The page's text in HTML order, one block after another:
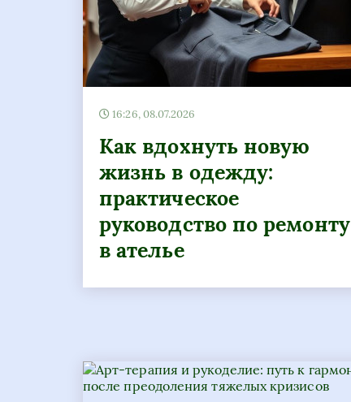
16:26, 08.07.2026
Как вдохнуть новую
жизнь в одежду:
практическое
руководство по ремонту
в ателье